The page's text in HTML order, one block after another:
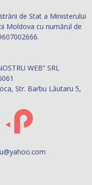
de Stat a Ministerului
Moldova cu numărul de
WEB” SRL
Str. Barbu Lăutaru 5,